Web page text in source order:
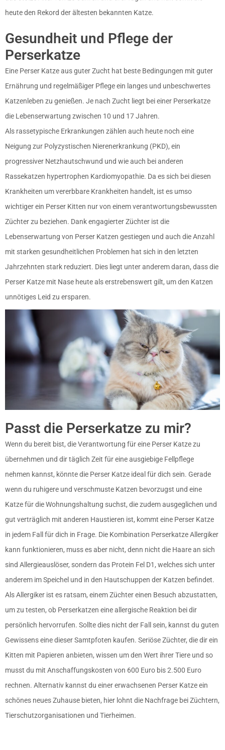
heute den Rekord der ältesten bekannten Katze.
Gesundheit und Pflege der
Perserkatze
Eine Perser Katze aus guter Zucht hat beste Bedingungen mit guter
Ernährung und regelmäßiger Pflege ein langes und unbeschwertes
Katzenleben zu genießen. Je nach Zucht liegt bei einer Perserkatze
die Lebenserwartung zwischen 10 und 17 Jahren.
Als rassetypische Erkrankungen zählen auch heute noch eine
Neigung zur Polyzystischen Nierenerkrankung (PKD), ein
progressiver Netzhautschwund und wie auch bei anderen
Rassekatzen hypertrophen Kardiomyopathie. Da es sich bei diesen
Krankheiten um vererbbare Krankheiten handelt, ist es umso
wichtiger ein Perser Kitten nur von einem verantwortungsbewussten
Züchter zu beziehen. Dank engagierter Züchter ist die
Lebenserwartung von Perser Katzen gestiegen und auch die Anzahl
mit starken gesundheitlichen Problemen hat sich in den letzten
Jahrzehnten stark reduziert. Dies liegt unter anderem daran, dass die
Perser Katze mit Nase heute als erstrebenswert gilt, um den Katzen
unnötiges Leid zu ersparen.
Passt die Perserkatze zu mir?
Wenn du bereit bist, die Verantwortung für eine Perser Katze zu
übernehmen und dir täglich Zeit für eine ausgiebige Fellpflege
nehmen kannst, könnte die Perser Katze ideal für dich sein. Gerade
wenn du ruhigere und verschmuste Katzen bevorzugst und eine
Katze für die Wohnungshaltung suchst, die zudem ausgeglichen und
gut verträglich mit anderen Haustieren ist, kommt eine Perser Katze
in jedem Fall für dich in Frage. Die Kombination Perserkatze Allergiker
kann funktionieren, muss es aber nicht, denn nicht die Haare an sich
sind Allergieauslöser, sondern das Protein Fel D1, welches sich unter
anderem im Speichel und in den Hautschuppen der Katzen befindet.
Als Allergiker ist es ratsam, einem Züchter einen Besuch abzustatten,
um zu testen, ob Perserkatzen eine allergische Reaktion bei dir
persönlich hervorrufen. Sollte dies nicht der Fall sein, kannst du guten
Gewissens eine dieser Samtpfoten kaufen. Seriöse Züchter, die dir ein
Kitten mit Papieren anbieten, wissen um den Wert ihrer Tiere und so
musst du mit Anschaffungskosten von 600 Euro bis 2.500 Euro
rechnen. Alternativ kannst du einer erwachsenen Perser Katze ein
schönes neues Zuhause bieten, hier lohnt die Nachfrage bei Züchtern,
Tierschutzorganisationen und Tierheimen.